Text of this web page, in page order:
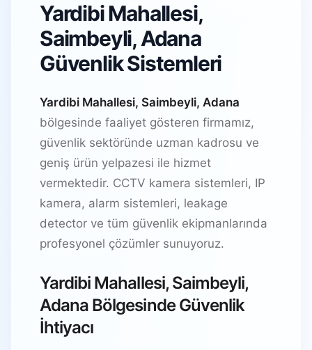
Yardibi Mahallesi,
Saimbeyli, Adana
Güvenlik Sistemleri
Yardibi Mahallesi, Saimbeyli, Adana
bölgesinde faaliyet gösteren firmamız,
güvenlik sektöründe uzman kadrosu ve
geniş ürün yelpazesi ile hizmet
vermektedir. CCTV kamera sistemleri, IP
kamera, alarm sistemleri, leakage
detector ve tüm güvenlik ekipmanlarında
profesyonel çözümler sunuyoruz.
Yardibi Mahallesi, Saimbeyli,
Adana Bölgesinde Güvenlik
İhtiyacı